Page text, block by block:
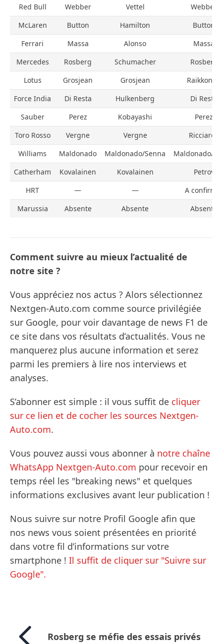
Red Bull
Webber Vettel
Webber
McLaren
Button Hamilton
Button
Ferrari
Massa Alonso
Massa
Mercedes
Rosberg Schumacher
Rosberg
Lotus
Grosjean Grosjean
Raikkonen
Force India
Di Resta Hulkenberg
Di Resta
Sauber
Perez Kobayashi
Perez
Toro Rosso
Vergne Vergne
Ricciardo
Williams
Maldonado Maldonado/Senna
Maldonado/
Catherham
Kovalainen Kovalainen
Petrov
HRT
— —
A
Marussia
Absente Absente Absente
Comment suivre au mieux l’actualité de
notre site ?
Vous appréciez nos actus ? Alors sélectionnez
Nextgen-Auto.com comme source privilégiée
sur Google, pour voir davantage de news F1 de
ce site dans vos résultats d’actualités. Vous ne
manquerez plus aucune information et serez
parmi les premiers à lire nos interviews et
analyses.
S’abonner est simple : il vous suffit de cliquer
sur ce lien et de cocher les sources Nextgen-
Auto.com.
Vous pouvez aussi vous abonner à notre chaîne
WhatsApp Nextgen-Auto.com pour recevoir en
temps réel les "breaking news" et quelques
informations exclusives avant leur publication !
Nous suivre sur notre Profil Google afin que
nos news vous soient présentées en priorité
dans votre fil d’informations sur votre
smartphone ! Il suffit de cliquer sur "Suivre sur
Google".
Rosberg se méfie des essais privés